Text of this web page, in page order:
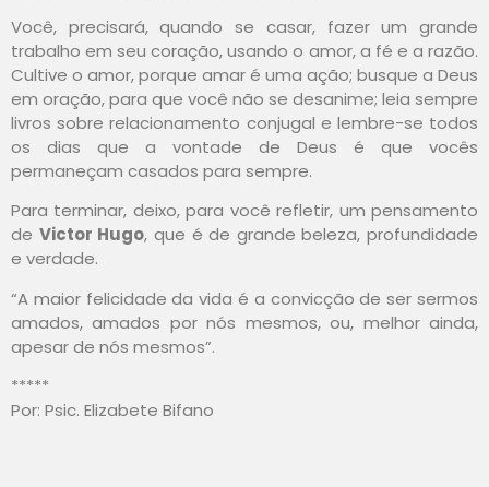
Você, precisará, quando se casar, fazer um grande
trabalho em seu coração, usando o amor, a fé e a razão.
Cultive o amor, porque amar é uma ação; busque a Deus
em oração, para que você não se desanime; leia sempre
livros sobre relacionamento conjugal e lembre-se todos
os dias que a vontade de Deus é que vocês
permaneçam casados para sempre.
Para terminar, deixo, para você refletir, um pensamento
de Victor Hugo, que é de grande beleza, profundidade
e verdade.
“A maior felicidade da vida é a convicção de ser sermos
amados, amados por nós mesmos, ou, melhor ainda,
apesar de nós mesmos”.
*****
Por: Psic. Elizabete Bifano